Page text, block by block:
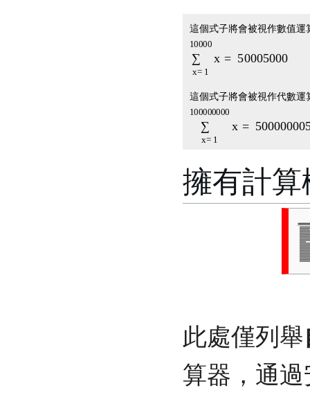
這個式子將會被視作數值
∑x
這個式子將會被視作代數
x=
擁有計
此處僅列舉
算器，通過